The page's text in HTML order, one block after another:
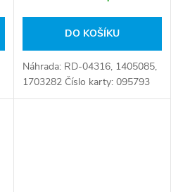
DO KOŠÍKU
Náhrada: RD-04316, 1405085,
1703282 Číslo karty: 095793